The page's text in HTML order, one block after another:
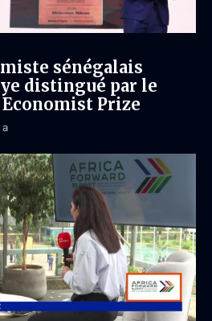
sénégalais
distingué par le
Prize